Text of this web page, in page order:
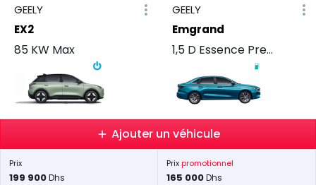
GEELY
EX2
85 KW Max
GEELY
Emgrand
1,5 D Essence Premium 132
Ajouter un véhicule
Prix
199 900Dhs
Prix promotionnel
165 000Dhs